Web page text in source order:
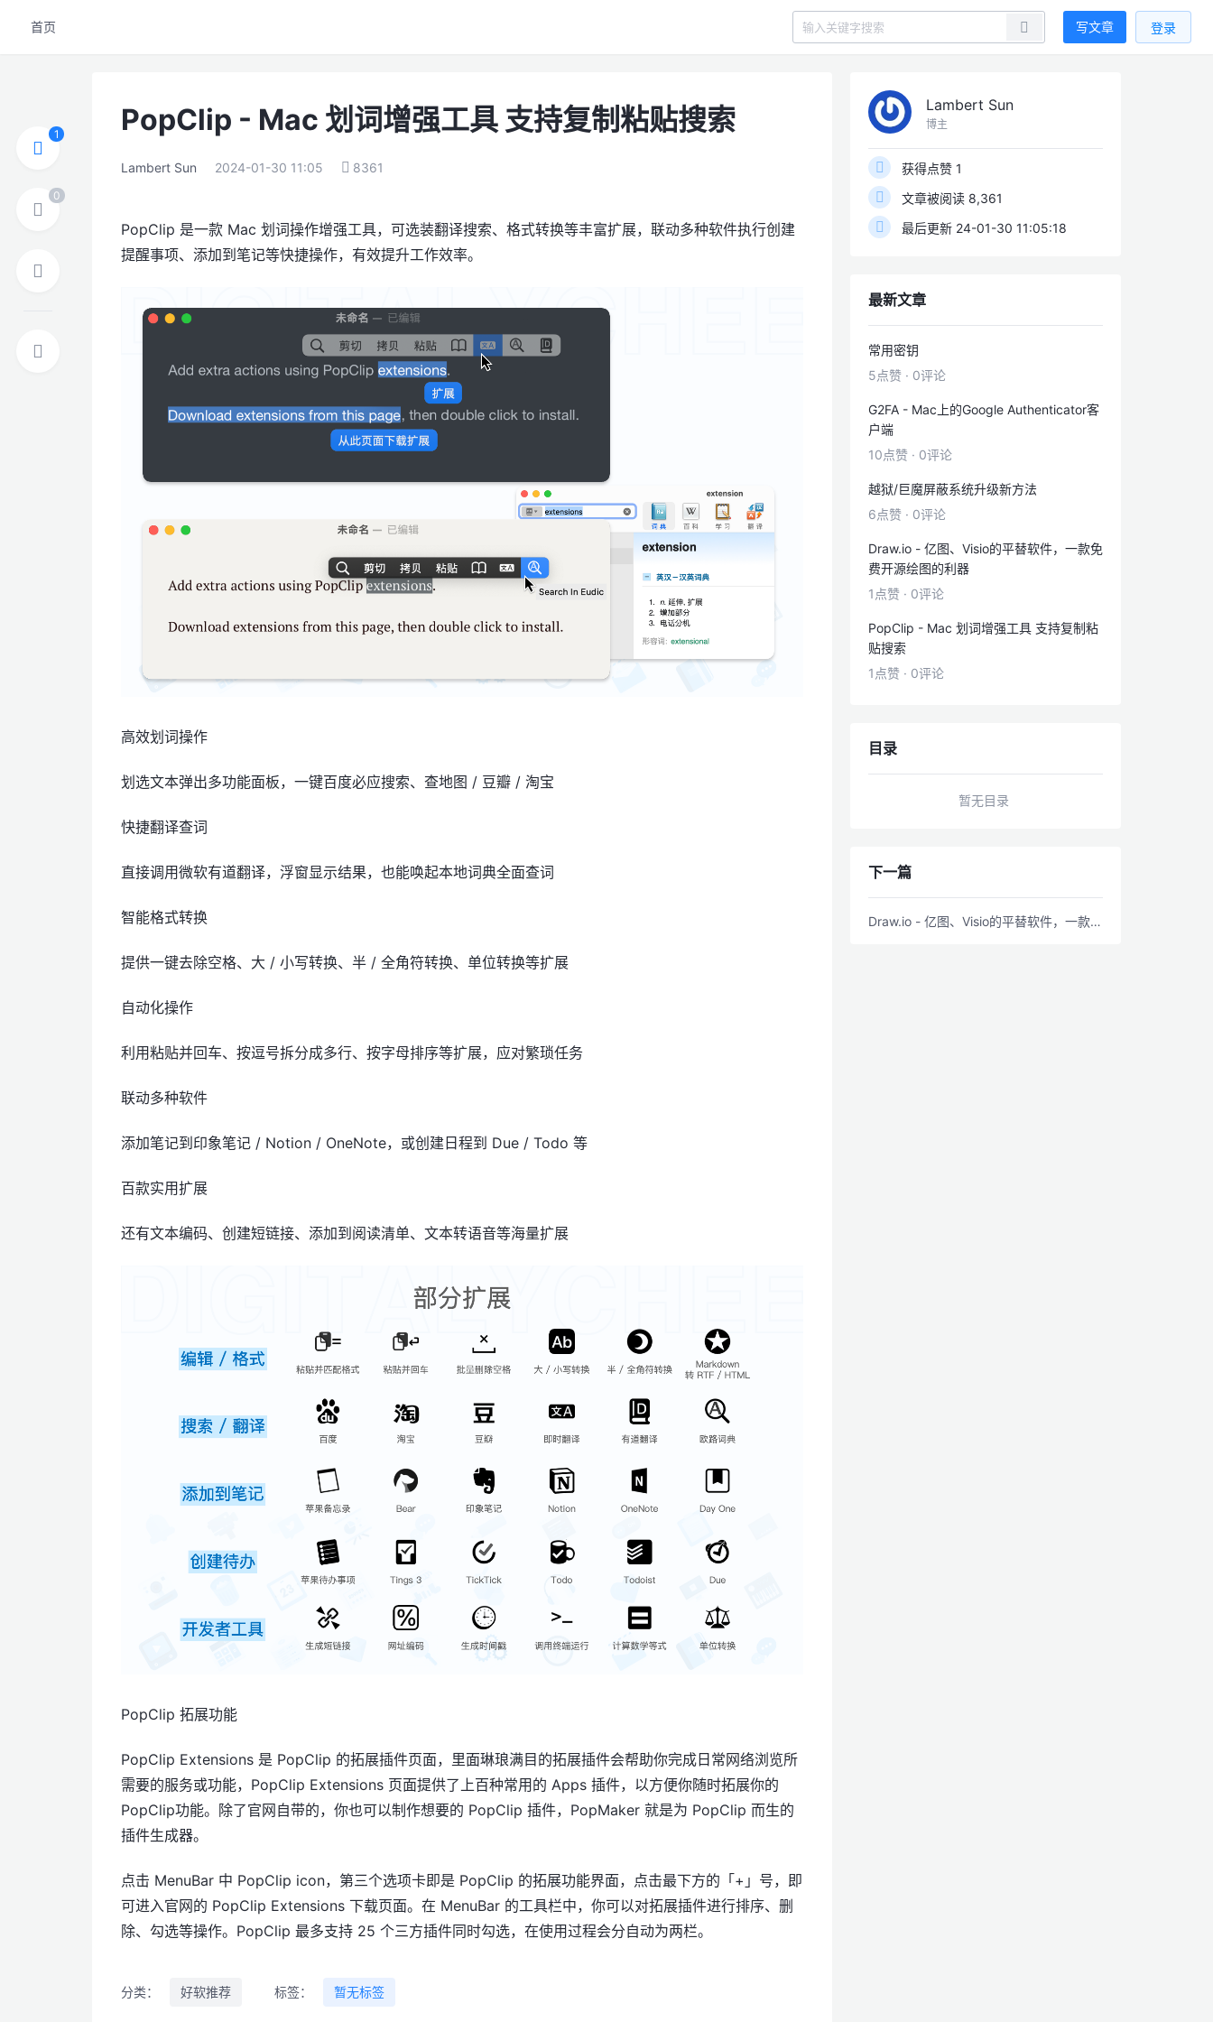
首页 写文章 登录
PopClip - Mac 划词增强工具 支持复制粘贴搜索
Lambert Sun 2024-01-30 11:05 8361
PopClip 是一款 Mac 划词操作增强工具，可选装翻译搜索、格式转换等丰富扩展，联动多种软件执行创建
提醒事项、添加到笔记等快捷操作，有效提升工作效率。
高效划词操作
划选文本弹出多功能面板，一键百度必应搜索、查地图 / 豆瓣 / 淘宝
快捷翻译查词
直接调用微软有道翻译，浮窗显示结果，也能唤起本地词典全面查词
智能格式转换
提供一键去除空格、大 / 小写转换、半 / 全角符转换、单位转换等扩展
自动化操作
利用粘贴并回车、按逗号拆分成多行、按字母排序等扩展，应对繁琐任务
联动多种软件
添加笔记到印象笔记 / Notion / OneNote，或创建日程到 Due / Todo 等
百款实用扩展
还有文本编码、创建短链接、添加到阅读清单、文本转语音等海量扩展
PopClip 拓展功能
PopClip Extensions 是 PopClip 的拓展插件页面，里面琳琅满目的拓展插件会帮助你完成日常网络浏览所
需要的服务或功能，PopClip Extensions 页面提供了上百种常用的 Apps 插件，以方便你随时拓展你的
PopClip功能。除了官网自带的，你也可以制作想要的 PopClip 插件，PopMaker 就是为 PopClip 而生的
插件生成器。
点击 MenuBar 中 PopClip icon，第三个选项卡即是 PopClip 的拓展功能界面，点击最下方的「+」号，即
可进入官网的 PopClip Extensions 下载页面。在 MenuBar 的工具栏中，你可以对拓展插件进行排序、删
除、勾选等操作。PopClip 最多支持 25 个三方插件同时勾选，在使用过程会分自动为两栏。
分类： 好软推荐 标签： 暂无标签
Lambert Sun
博主
获得点赞 1
文章被阅读 8,361
最后更新 24-01-30 11:05:18
最新文章
常用密钥
5点赞 · 0评论
G2FA - Mac上的Google Authenticator客
户端
10点赞 · 0评论
越狱/巨魔屏蔽系统升级新方法
6点赞 · 0评论
Draw.io - 亿图、Visio的平替软件，一款免
费开源绘图的利器
1点赞 · 0评论
PopClip - Mac 划词增强工具 支持复制粘
贴搜索
1点赞 · 0评论
目录
暂无目录
下一篇
Draw.io - 亿图、Visio的平替软件，一款免费开源绘图的利器